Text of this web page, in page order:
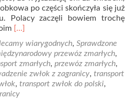
po części skończyła się już
Polacy zaczęli bowiem trochę
Read
about
Międzynarodowy
przewóz
zmarłych
[…]
wiarygodnych, Sprawdzone
przewóz zmarłych,
zmarłych, przewóz zmarłych,
zwłok z zagranicy, transport
, transport zwłok do polski,